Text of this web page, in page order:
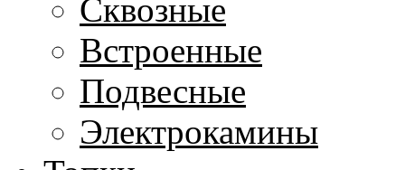
Сквозные
Встроенные
Подвесные
Электрокамины